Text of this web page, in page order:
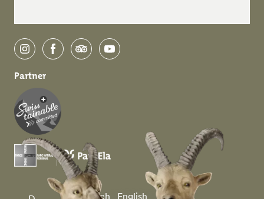
instagramfacebooktripadvisoryoutube
Partner
Deutsch English